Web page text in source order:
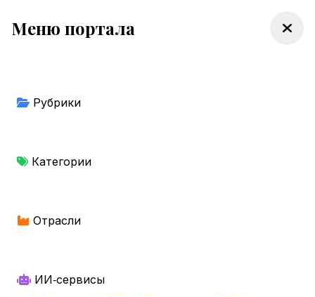
Меню портала
Рубрики
Категории
Отрасли
ИИ‑сервисы